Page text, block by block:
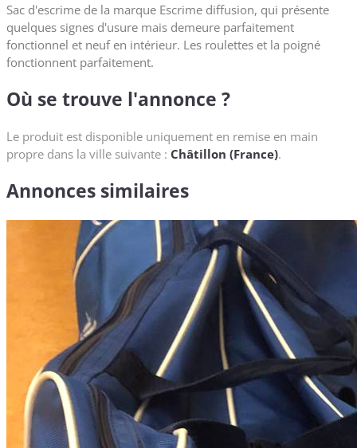
Sac d'escrime de la marque Escrime diffusion, qui présente
quelques signes d'usure mais demeure parfaitement
fonctionnel et neuf en intérieur. Les roulettes et la poigné
fonctionnent parfaitement.
Où se trouve l'annonce ?
Le produit est disponible uniquement en remise en main
propre dans la ville suivante : Châtillon (France).
Annonces similaires